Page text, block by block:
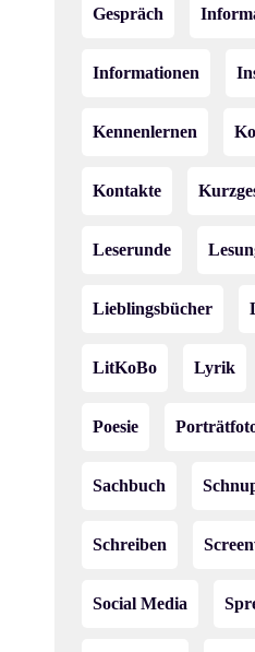
Gespräch
Informationen
Kennenlernen
Kontakte
Leserunde
Lieblingsbücher
LitKoBo Lyrik
Poesie
Sachbuch
Schreiben
Social Media